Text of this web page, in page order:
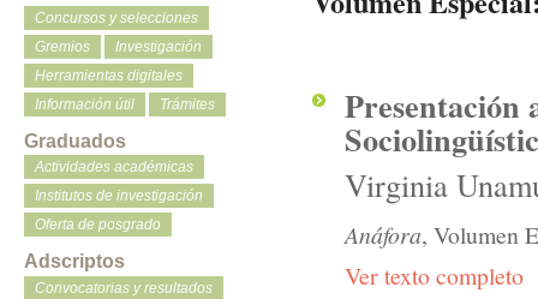
Concursos y selecciones
Gremios
Investigación
Herramientas digitales
Información útil
Trámites
Graduados
Actividades académicas
Institutos de investigación
Oferta de posgrado
Adscriptos
Convocatorias y resultados
Presentación
Virginia
Anáfora, Volumen
Ver texto completo